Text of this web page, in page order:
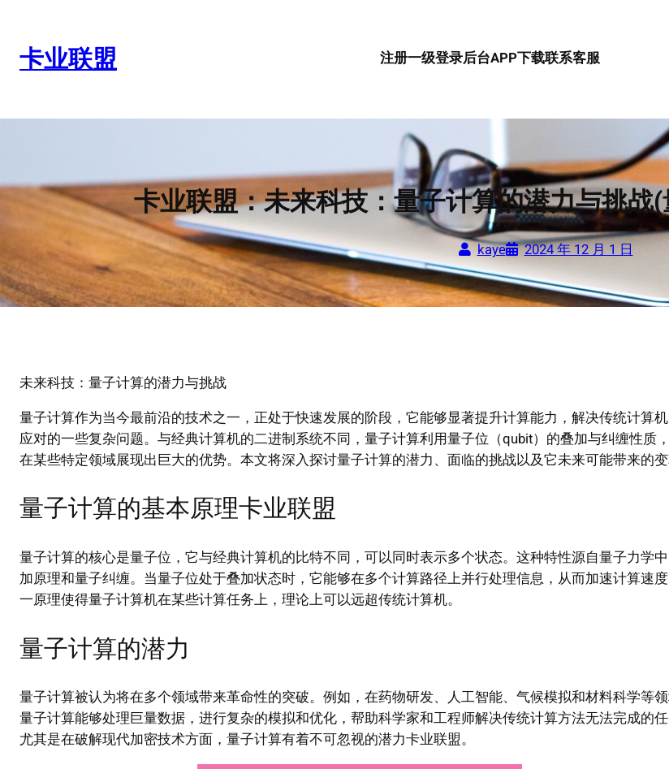
卡业联盟 注册一级登录后台APP下载联系客服
卡业联盟：未来科技：量子计算的潜力与挑战
kaye 2024 年 12 月 1 日
未来科技：量子计算的潜力与挑战
量子计算作为当今最前沿的技术之一，正处于快速发展的阶段，它能够显著提升计算能力，解决传统计算
应对的一些复杂问题。与经典计算机的二进制系统不同，量子计算利用量子位（qubit）的叠加与纠缠性质
在某些特定领域展现出巨大的优势。本文将深入探讨量子计算的潜力、面临的挑战以及它未来可能带来的变
量子计算的基本原理卡业联盟
量子计算的核心是量子位，它与经典计算机的比特不同，可以同时表示多个状态。这种特性源自量子力学
加原理和量子纠缠。当量子位处于叠加状态时，它能够在多个计算路径上并行处理信息，从而加速计算速
一原理使得量子计算机在某些计算任务上，理论上可以远超传统计算机。
量子计算的潜力
量子计算被认为将在多个领域带来革命性的突破。例如，在药物研发、人工智能、气候模拟和材料科学等领
量子计算能够处理巨量数据，进行复杂的模拟和优化，帮助科学家和工程师解决传统计算方法无法完成的任
尤其是在破解现代加密技术方面，量子计算有着不可忽视的潜力卡业联盟。